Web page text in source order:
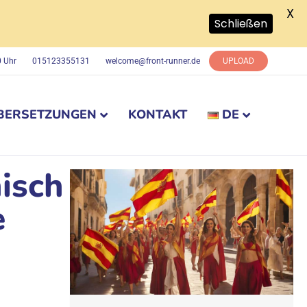
Uhr 015123355131 welcome@front-runner.de UPLOAD
KONTAKT DE
Schließen
X